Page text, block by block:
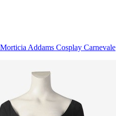
Addams Cosplay Carnevale